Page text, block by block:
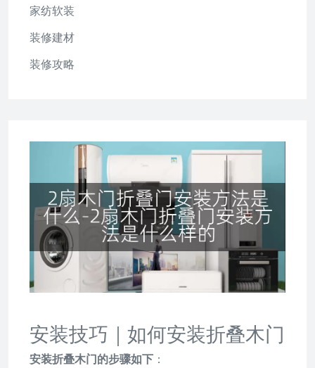
安装技巧｜如何安装折叠木门
安装折叠木门的步骤如下 ：
家纺软装
装修建材
装修攻略